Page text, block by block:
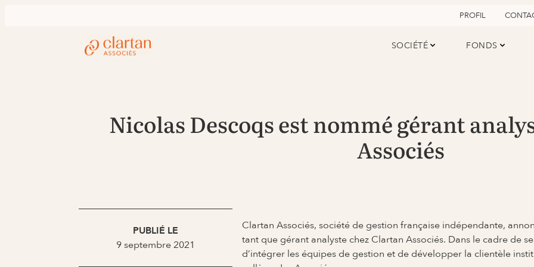
PROFIL
SOCIÉTÉ FONDS
Nicolas Descoqs est nommé gérant
Associés
PUBLIÉ LE
9 septembre 2021
Clartan Associés, société de gestion française indépendante,
tant que gérant analyste chez Clartan Associés. Dans le cadre de
d’intégrer les équipes de gestion et de développer la clientèle